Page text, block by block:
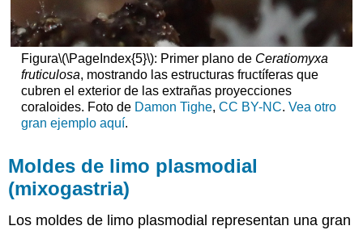
Figura\(\PageIndex{5}\): Primer plano de Ceratiomyxa
fruticulosa, mostrando las estructuras fructíferas que
cubren el exterior de las extrañas proyecciones
coraloides. Foto de Damon Tighe, CC BY-NC. Vea otro
gran ejemplo aquí.
Moldes de limo plasmodial
(mixogastria)
Los moldes de limo plasmodial representan una gran